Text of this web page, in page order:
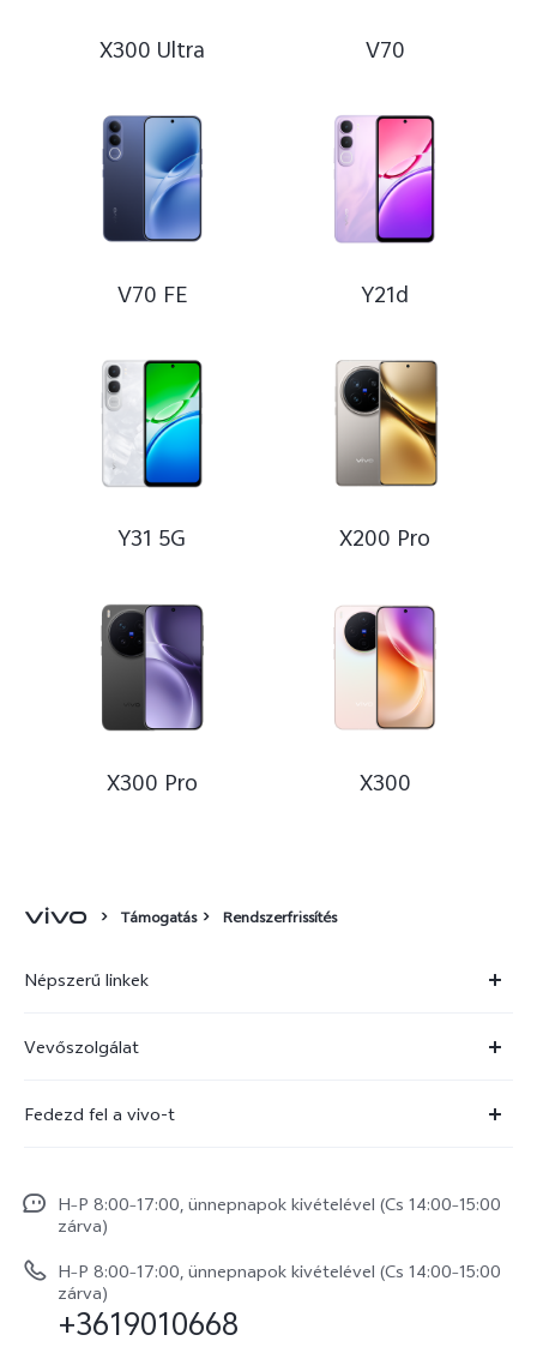
X300 Ultra V70
V70 FE Y21d
Y31 5G X200 Pro
X300 Pro X300
Támogatás Rendszerfrissítés
Népszerű linkek
X300 Pro
V70 FE
Y31 5G
Vevőszolgálat
Rendszerfrissítés
vivo Jótállási Politika
Vevőszolgálati adatvédelmi nyilatkozat
LUT-ok letöltése a Log helyreállításához
Fedezd fel a vivo-t
Jogi szabályozás
Rólunk
vivo Személyes Adatok Védelme
H–P 8:00–17:00, ünnepnapok kivételével (Cs 14:00–15:00
zárva)
H–P 8:00–17:00, ünnepnapok kivételével (Cs 14:00–15:00
zárva)
+3619010668